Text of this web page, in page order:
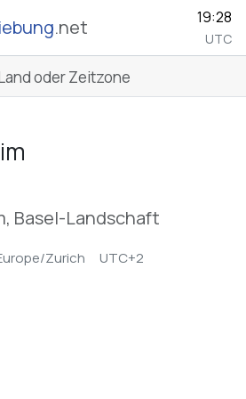
.net 19:28
UTC
Basel-Landschaft
Zurich UTC+2